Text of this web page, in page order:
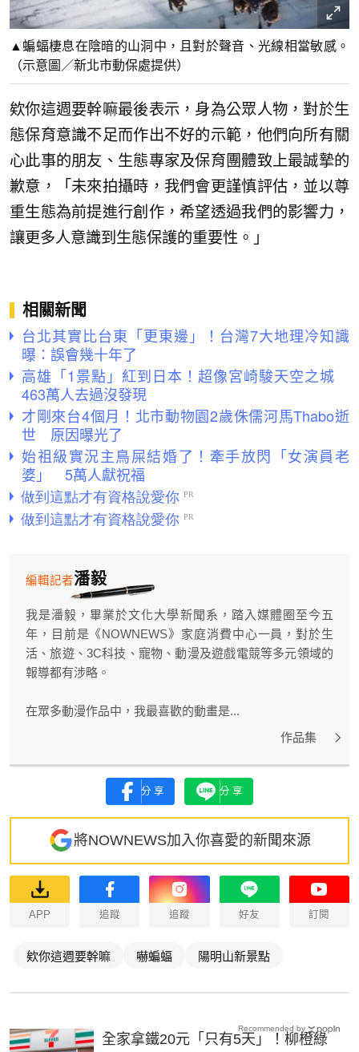
▲蝙蝠棲息在陰暗的山洞中，且對於聲音、光線相當敏感。
（示意圖／新北市動保處提供）
欸你這週要幹嘛最後表示，身為公眾人物，對於生
態保育意識不足而作出不好的示範，他們向所有關
心此事的朋友、生態專家及保育團體致上最誠摯的
歉意，「未來拍攝時，我們會更謹慎評估，並以尊
重生態為前提進行創作，希望透過我們的影響力，
讓更多人意識到生態保護的重要性。」
相關新聞
台北其實比台東「更東邊」！台灣7大地理冷知識
曝：誤會幾十年了
高雄「1景點」紅到日本！超像宮崎駿天空之城
463萬人去過沒發現
才剛來台4個月！北市動物園2歲侏儒河馬Thabo逝
世 原因曝光了
始祖級實況主鳥屎結婚了！牽手放閃「女演員老
婆」 5萬人獻祝福
潘毅
編輯記者
我是潘毅，畢業於文化大學新聞系，踏入媒體圈至今五
年，目前是《NOWNEWS》家庭消費中心一員，對於生
活、旅遊、3C科技、寵物、動漫及遊戲電競等多元領域的
報導都有涉略。
在眾多動漫作品中，我最喜歡的動畫是...
作品集
分享 分享
將NOWNEWS加入你喜愛的新聞來源
APP 追蹤 追蹤 好友 訂閱
欸你這週要幹嘛 嚇蝙蝠 陽明山新景點
全家拿鐵20元「只有5天」！柳橙綠
Recommended by